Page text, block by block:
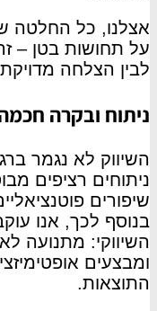
אצלנו, כל החלטה
על תחושות בטן –
לבין הצלחה
ניתוח ובקרה
השיווק לא נגמר
שיפורים
בנוסף לכך, אנו
השיווקי: מתנועה
ומבצעים
התוצאות.